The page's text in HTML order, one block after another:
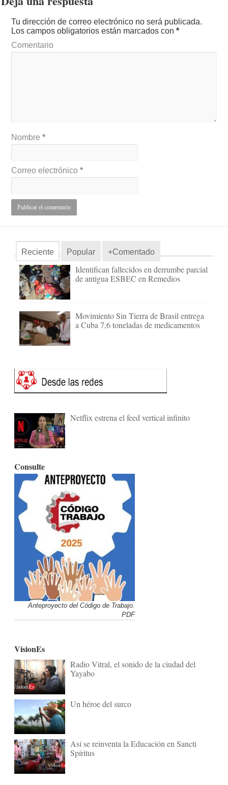
Tu dirección de correo electrónico no será publicada.
Los campos obligatorios están marcados con*
Comentario
Nombre*
Correo electrónico*
Reciente Popular +Comentado
Identifican fallecidos en derrumbe parcial
de antigua ESBEC en Remedios
Movimiento Sin Tierra de Brasil entrega
a Cuba 7,6 toneladas de medicamentos
Netflix estrena el feed vertical infinito
Consulte
Anteproyecto del Código de Trabajo.
PDF
VisionEs
Radio Vitral, el sonido de la ciudad del
Yayabo
Un héroe del surco
Así se reinventa la Educación en Sancti
Spíritus